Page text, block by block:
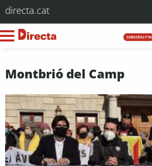
directa.cat
SUBSCRIU-T'HI
Montbrió del Camp